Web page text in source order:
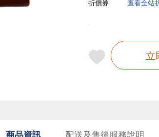
折價券
查看全站
立
商品資訊 配送及售後服務說明